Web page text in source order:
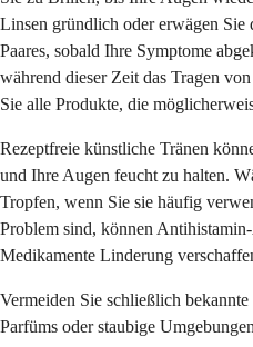
Linsen gründlich oder erwägen Sie
Paares, sobald Ihre Symptome
während dieser Zeit das Tragen
Sie alle Produkte, die
Rezeptfreie künstliche Tränen
und Ihre Augen feucht zu halten.
Tropfen, wenn Sie sie häufig
Problem sind, können
Medikamente Linderung
Vermeiden Sie schließlich
Parfüms oder staubige